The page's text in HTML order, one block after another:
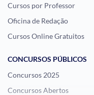
Cursos por Professor
Oficina de Redação
Cursos Online Gratuitos
CONCURSOS PÚBLICOS
Concursos 2025
Concursos Abertos